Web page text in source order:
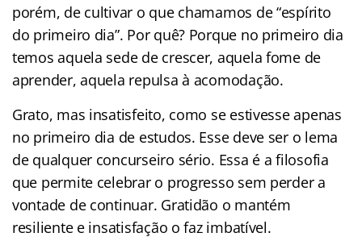
porém, de cultivar o que chamamos de “espírito
do primeiro dia”. Por quê? Porque no primeiro dia
temos aquela sede de crescer, aquela fome de
aprender, aquela repulsa à acomodação.
Grato, mas insatisfeito, como se estivesse apenas
no primeiro dia de estudos. Esse deve ser o lema
de qualquer concurseiro sério. Essa é a filosofia
que permite celebrar o progresso sem perder a
vontade de continuar. Gratidão o mantém
resiliente e insatisfação o faz imbatível.